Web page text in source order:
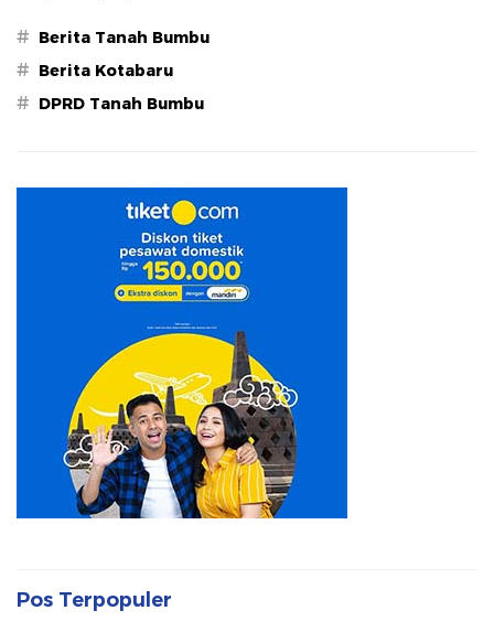
# Berita Tanah Bumbu
# Berita Kotabaru
# DPRD Tanah Bumbu
Pos Terpopuler